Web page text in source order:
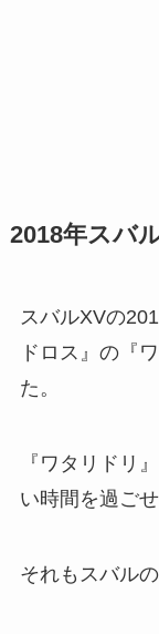
2018年スバ
スバルXVの
ドロス』の『
た。
『ワタリドリ
い時間を過ご
それもスバル